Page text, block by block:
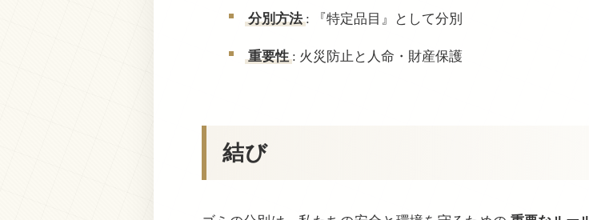
分別方法 : 『特定品目』として分別
重要性 : 火災防止と人命・財産保護
結び